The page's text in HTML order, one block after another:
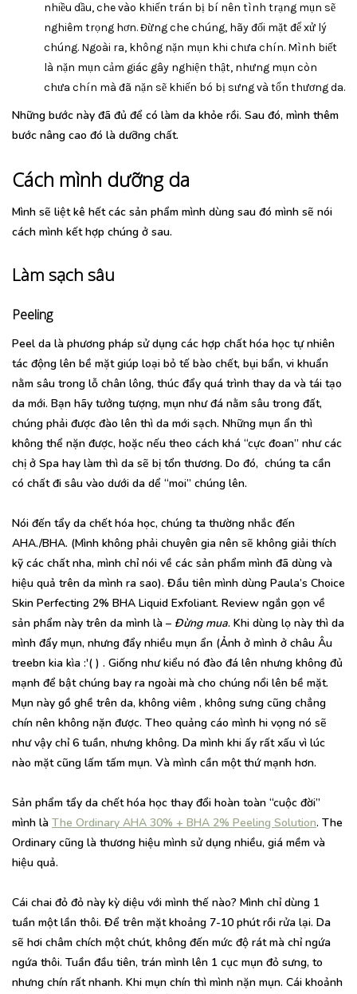
nhiều dầu, che vào khiến trán bị bí nên tình trạng mụn sẽ
nghiêm trọng hơn. Đừng che chúng, hãy đối mặt để xử lý
chúng. Ngoài ra, không nặn mụn khi chưa chín. Mình biết
là nặn mụn cảm giác gây nghiện thật, nhưng mụn còn
chưa chín mà đã nặn sẽ khiến bó bị sưng và tổn thương da.
Những bước này đã đủ để có làm da khỏe rồi. Sau đó, mình thêm
bước nâng cao đó là dưỡng chất.
Cách mình dưỡng da
Mình sẽ liệt kê hết các sản phẩm mình dùng sau đó mình sẽ nói
cách mình kết hợp chúng ở sau.
Làm sạch sâu
Peeling
Peel da là phương pháp sử dụng các hợp chất hóa học tự nhiên
tác động lên bề mặt giúp loại bỏ tế bào chết, bụi bẩn, vi khuẩn
nằm sâu trong lỗ chân lông, thúc đẩy quá trình thay da và tái tạo
da mới. Bạn hãy tưởng tượng, mụn như đá nằm sâu trong đất,
chúng phải được đào lên thì da mới sạch. Những mụn ẩn thì
không thể nặn được, hoặc nếu theo cách khá “cực đoan” như các
chị ở Spa hay làm thì da sẽ bị tổn thương. Do đó, chúng ta cần
có chất đi sâu vào dưới da dể “moi” chúng lên.
Nói đến tẩy da chết hóa học, chúng ta thường nhắc đến
AHA./BHA. (Mình không phải chuyên gia nên sẽ không giải thích
kỹ các chất nha, mình chỉ nói về các sản phẩm mình đã dùng và
hiệu quả trên da mình ra sao). Đầu tiên mình dùng Paula’s Choice
Skin Perfecting 2% BHA Liquid Exfoliant. Review ngắn gọn về
sản phẩm này trên da mình là – Đừng mua. Khi dùng lọ này thì da
mình đẩy mụn, nhưng đẩy nhiều mụn ẩn (Ảnh ở mình ở châu Âu
treebn kia kìa :'( ) . Giống như kiểu nó đào đá lên nhưng không đủ
mạnh để bật chúng bay ra ngoài mà cho chúng nổi lên bề mặt.
Mụn này gồ ghề trên da, không viêm , không sưng cũng chẳng
chín nên không nặn được. Theo quảng cáo mình hi vọng nó sẽ
như vậy chỉ 6 tuần, nhưng không. Da mình khi ấy rất xấu vì lúc
nào mặt cũng lấm tấm mụn. Và mình cần một thứ mạnh hơn.
Sản phẩm tẩy da chết hóa học thay đổi hoàn toàn “cuộc đời”
mình là The Ordinary AHA 30% + BHA 2% Peeling Solution. The
Ordinary cũng là thương hiệu mình sử dụng nhiều, giá mềm và
hiệu quả.
Cái chai đỏ đỏ này kỳ diệu với mình thế nào? Mình chỉ dùng 1
tuần một lần thôi. Để trên mặt khoảng 7-10 phút rồi rửa lại. Da
sẽ hơi châm chích một chút, không đến mức độ rát mà chỉ ngứa
ngứa thôi. Tuần đầu tiên, trán mình lên 1 cục mụn đỏ sưng, to
nhưng chín rất nhanh. Khi mụn chín thì mình nặn mụn. Cái khoảnh